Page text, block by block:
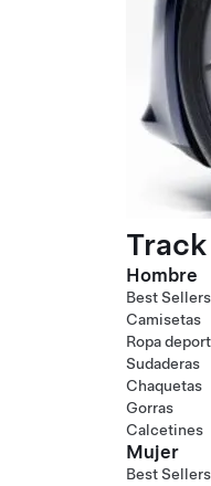
Hombre
Best Sellers
Camisetas
Ropa
Sudaderas
Chaquetas
Gorras
Calcetines
Mujer
Best Sellers